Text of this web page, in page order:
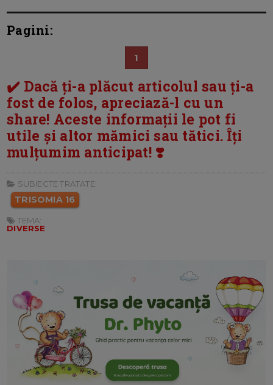
Pagini:
1
✔️ Dacă ți-a plăcut articolul sau ți-a
fost de folos, apreciază-l cu un
share! Aceste informații le pot fi
utile și altor mămici sau tătici. Îți
mulțumim anticipat! ❣️
SUBIECTE TRATATE:
TRISOMIA 16
TEMA:
DIVERSE